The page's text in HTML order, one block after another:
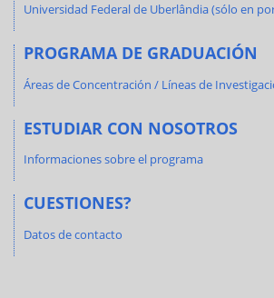
Universidad Federal de Uberlândia (sólo en
PROGRAMA DE GRADUACIÓN
Áreas de Concentración / Líneas de
ESTUDIAR CON NOSOTROS
Informaciones sobre el programa
CUESTIONES?
Datos de contacto